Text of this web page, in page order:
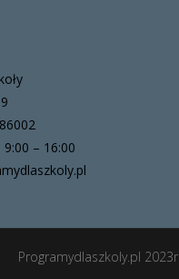
– 16:00
Programydlaszkoly.pl 2023r.